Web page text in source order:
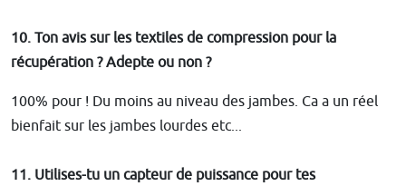
10. Ton avis sur les textiles de compression pour la
récupération ? Adepte ou non ?
100% pour ! Du moins au niveau des jambes. Ca a un réel
bienfait sur les jambes lourdes etc...
11. Utilises-tu un capteur de puissance pour tes